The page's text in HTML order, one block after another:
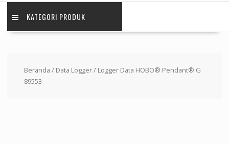
KATEGORI PRODUK
Beranda / Data Logger/ Logger Data HOBO® Pendant® G
89553